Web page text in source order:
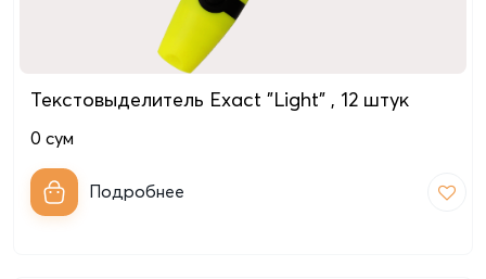
Текстовыделитель Exact "Light" , 12 штук
0 сум
Подробнее